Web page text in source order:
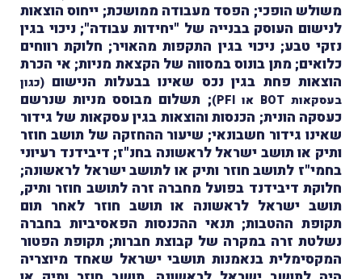
משולש הופכי; הפסד מעבודה ממושכת; ייחוס הוצאות
לנישום העוסק בבנייה של "יחידות עבודה"; ניכוי בגין
נזקי טבע; ניכוי בגין התקפות מהאויר; חלוקת רווחים
כלואים; מתן בונוס במסווה של הקצאת מניות; אי הכרת
הוצאות פחת בגין נכס שאינו בבעלות הנישום (כגון
בעסקאות BOT או PFI)
; תשלום מבוסס מניות שנרשם
כעסקה הונית; הכנסות והוצאות בגין עסקאות של גידור
שאינו גידור חשבונאי; שיעור ההחזקה של תושב חוזר
ותיק או תושב ישראל לראשונה בחנ"ז; דיבידנד רעיוני
בחמי"ז לתושב חוזר ותיק או לתושב ישראל לראשונה;
חלוקת דיבידנד בפועל מחברה זרה לתושב חוזר ותיק,
תושב ישראל לראשונה או תושב חוזר לאחר תום
תקופת ההטבות; תנאי ההכנסות הפאסיביות בחברה
נשלטת זרה במקרה של קבוצת חברות; תקופת הפטור
המקסימלית בנאמנות תושבי ישראל שאחד מיוצריה